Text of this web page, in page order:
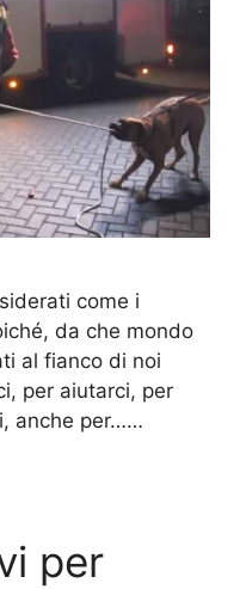
come i
da che mondo
al fianco di noi
per aiutarci, per
anche per……
per